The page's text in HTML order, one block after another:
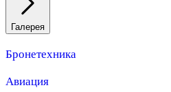
Галерея
Бронетехника
Авиация